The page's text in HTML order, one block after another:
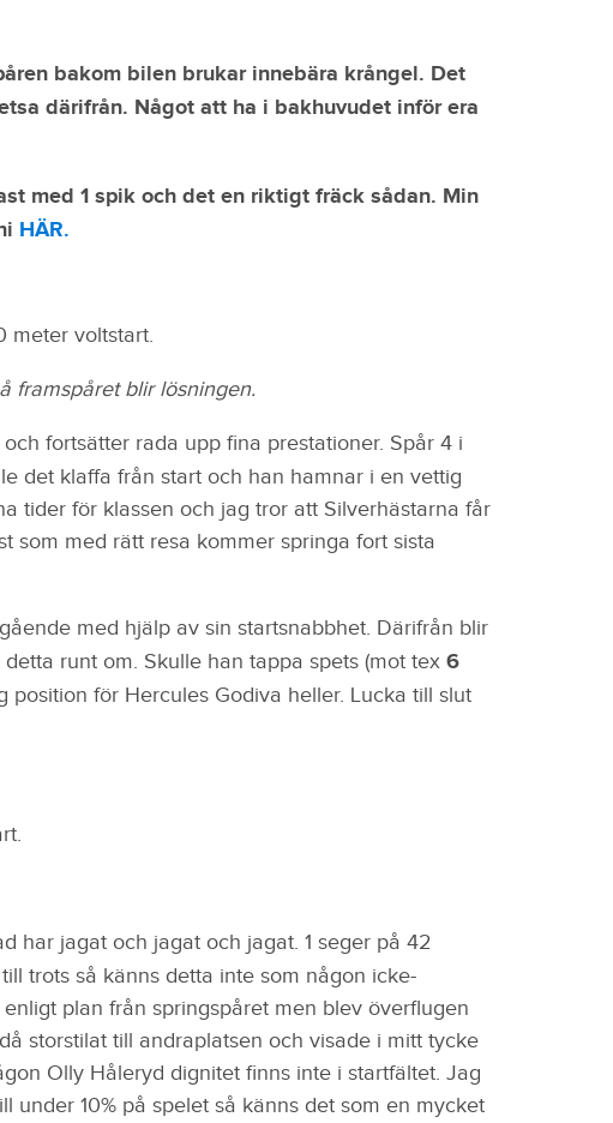
bakom bilen brukar innebära krångel. Det
därifrån. Något att ha i bakhuvudet inför era
med 1 spik och det en riktigt fräck sådan. Min
HÄR.
meter voltstart.
framspåret blir lösningen.
fortsätter rada upp fina prestationer. Spår 4 i
det klaffa från start och han hamnar i en vettig
tider för klassen och jag tror att Silverhästarna får
som med rätt resa kommer springa fort sista
med hjälp av sin startsnabbhet. Därifrån blir
runt om. Skulle han tappa spets (mot tex 6
position för Hercules Godiva heller. Lucka till slut
har jagat och jagat och jagat. 1 seger på 42
trots så känns detta inte som någon icke-
plan från springspåret men blev överflugen
storstilat till andraplatsen och visade i mitt tycke
Olly Håleryd dignitet finns inte i startfältet. Jag
under 10% på spelet så känns det som en mycket